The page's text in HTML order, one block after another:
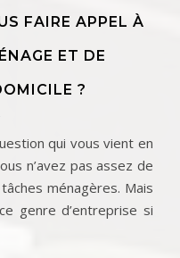
FAIRE APPEL À
ET DE
?
n’avez pas assez de
ménagères. Mais
genre d’entreprise si